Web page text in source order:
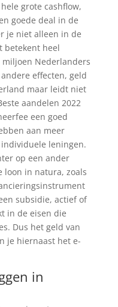
grote cashflow,
goede deal in de
je niet alleen in de
betekent heel
Nederlanders
effecten, geld
maar leidt niet
aandelen 2022
een goed
aan meer
leningen.
op een ander
loon in natura, zoals
subsidie, actief of
in de eisen die
Dus het geld van
je hiernaast het e-
in